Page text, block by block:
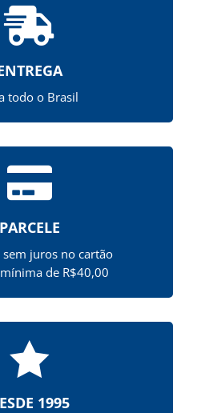

todo o Brasil

PARCELE
sem juros no cartão
de R$40,00

1995